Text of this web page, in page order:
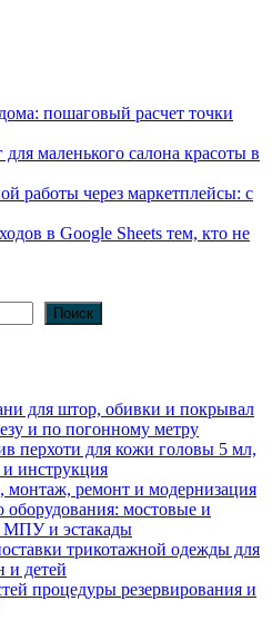
пошаговый расчет точки
маленького салона красоты в
работы через маркетплейсы: с
в Google Sheets тем, кто не
Поиск
для штор, обивки и покрывал
и по погонному метру
перхоти для кожи головы 5 мл,
инструкция
монтаж, ремонт и модернизация
оборудования: мостовые и
МПУ и эстакады
трикотажной одежды для
детей
процедуры резервирования и